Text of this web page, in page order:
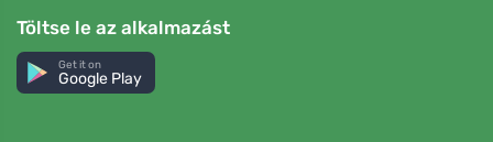
Töltse le az alkalmazást
Get it on
Google Play